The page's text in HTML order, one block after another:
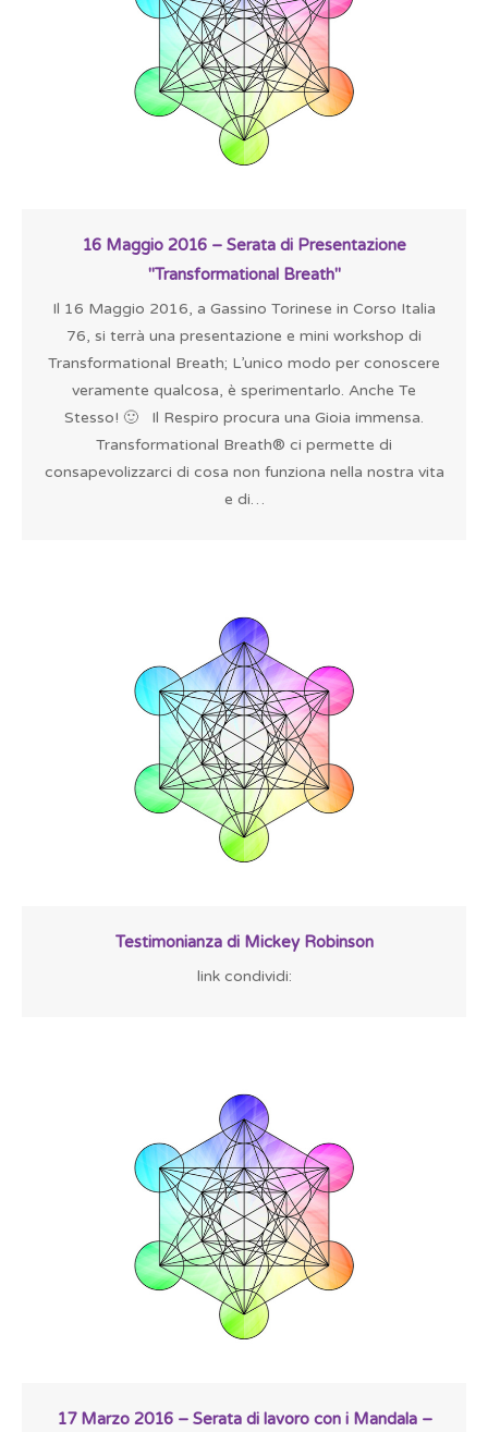
16 Maggio 2016 – Serata di Presentazione
"Transformational Breath"
Il 16 Maggio 2016, a Gassino Torinese in Corso Italia
76, si terrà una presentazione e mini workshop di
Transformational Breath; L’unico modo per conoscere
veramente qualcosa, è sperimentarlo. Anche Te
Stesso! 🙂 Il Respiro procura una Gioia immensa.
Transformational Breath® ci permette di
consapevolizzarci di cosa non funziona nella nostra vita
e di…
Testimonianza di Mickey Robinson
link condividi:
17 Marzo 2016 – Serata di lavoro con i Mandala –